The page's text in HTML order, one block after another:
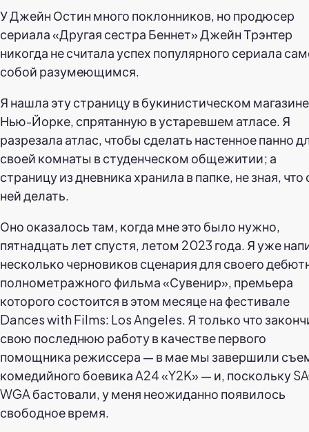
У Джейн Остин много поклонников, но продюсер
сериала «Другая сестра Беннет» Джейн Трэнтер
никогда не считала успех популярного сериала
собой разумеющимся.
Я нашла эту страницу в букинистическом
Нью-Йорке, спрятанную в устаревшем атласе. Я
разрезала атлас, чтобы сделать настенное панно
своей комнаты в студенческом общежитии; а
страницу из дневника хранила в папке, не зная, что
ней делать.
Оно оказалось там, когда мне это было нужно,
пятнадцать лет спустя, летом 2023 года. Я уже
несколько черновиков сценария для своего
полнометражного фильма «Сувенир», премьера
которого состоится в этом месяце на фестивале
Dances with Films: Los Angeles. Я только что
свою последнюю работу в качестве первого
помощника режиссера — в мае мы завершили
комедийного боевика A24 «Y2K» — и, поскольку
WGA бастовали, у меня неожиданно появилось
свободное время.